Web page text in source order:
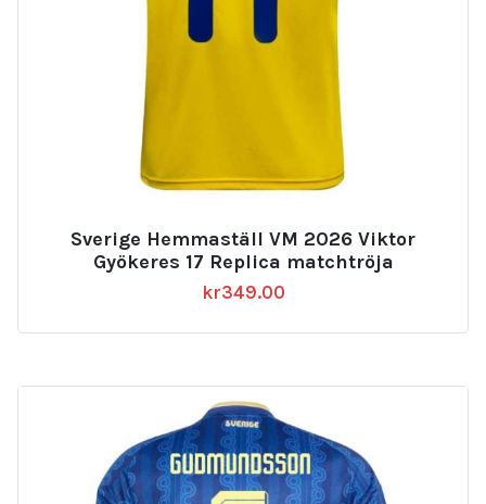
Sverige Hemmaställ VM 2026 Viktor
Gyökeres 17 Replica matchtröja
kr349.00